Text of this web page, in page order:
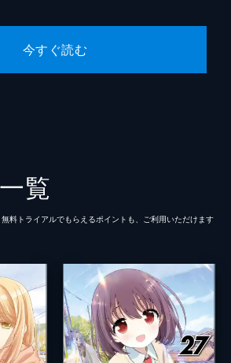
今すぐ読む
覧
料トライアルでもらえるポイントも、ご利⽤いただけます